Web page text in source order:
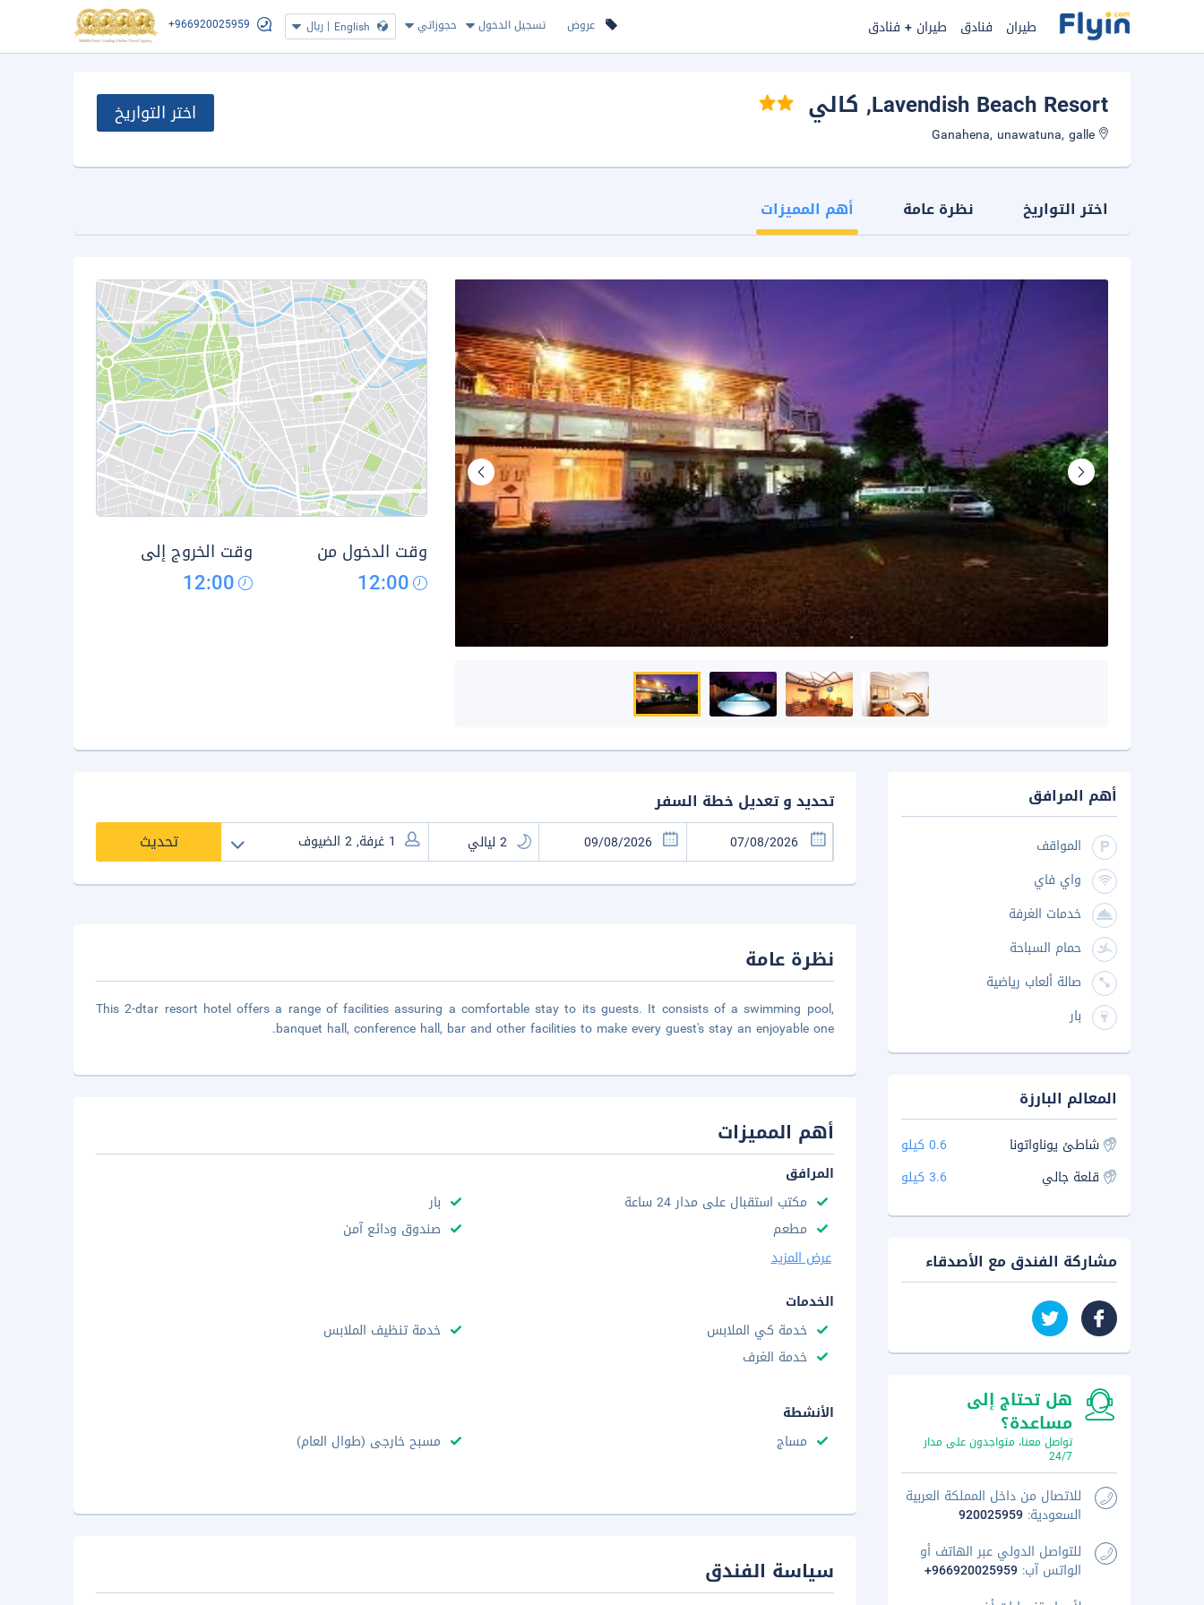
عروض تسجيل الدخول حجوزاتي English
| ريال +966920025959 طيران فنادق طيران + فنادق
Lavendish Beach Resort, كالي اختر التواريخ
اختر التواريخ نظرة عامة أهم المميزات
وقت الدخول من
12:00
وقت الخروج إلى
12:00
تحديد و تعديل خطة السفر
تحديث
نظرة عامة
This 2-dtar resort hotel offers a range of facilities assuring a comfortable stay to its guests. It consists of a swimming pool,
banquet hall, conference hall, bar and other facilities to make every guest's stay an enjoyable one.
أهم المميزات
المرافق
مكتب استقبال على مدار 24 ساعة
بار
مطعم
صندوق ودائع آمن
عرض المزيد
الخدمات
خدمة كي الملابس
خدمة تنظيف الملابس
خدمة الغرف
الأنشطة
مساج
مسبح خارجى (طوال العام)
سياسة الفندق
أهم المرافق
المواقف
واي فاي
خدمات الغرفة
حمام السباحة
صالة ألعاب رياضية
بار
المعالم البارزة
شاطئ يوناواتونا
0.6 كيلو
قلعة جالي
3.6 كيلو
مشاركة الفندق مع الأصدقاء
هل تحتاج إلى
مساعدة؟
تواصل معنا، متواجدون على مدار
24/7
للاتصال من داخل المملكة العربية
السعودية: 920025959
للتواصل الدولي عبر الهاتف أو
الواتس آب: +966920025959